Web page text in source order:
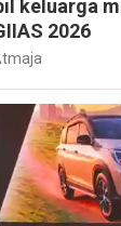
keluarga
2026